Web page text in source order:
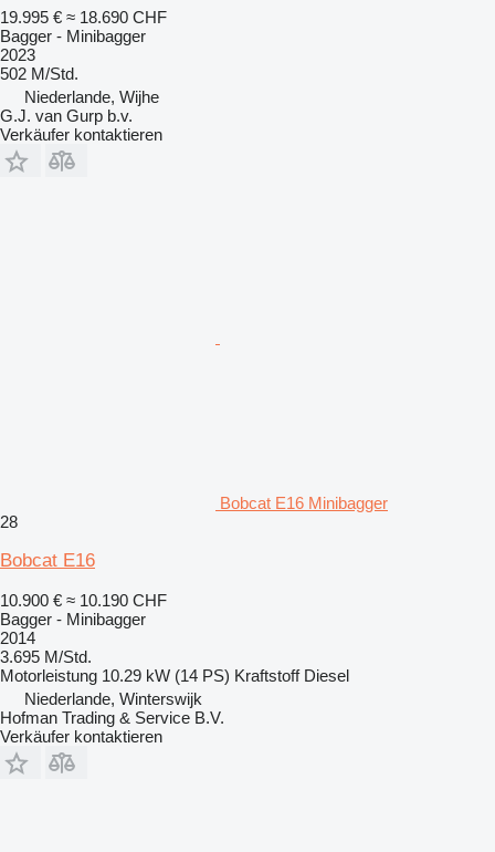
19.995 € ≈ 18.690 CHF
Bagger - Minibagger
2023
502 M/Std.
Niederlande, Wijhe
G.J. van Gurp b.v.
Verkäufer kontaktieren
Bobcat E16 Minibagger
28
Bobcat E16
10.900 € ≈ 10.190 CHF
Bagger - Minibagger
2014
3.695 M/Std.
Motorleistung 10.29 kW (14 PS) Kraftstoff Diesel
Niederlande, Winterswijk
Hofman Trading & Service B.V.
Verkäufer kontaktieren